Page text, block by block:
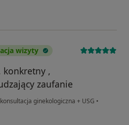
wizyty
konkretny ,
zaufanie
konsultacja ginekologiczna + USG •